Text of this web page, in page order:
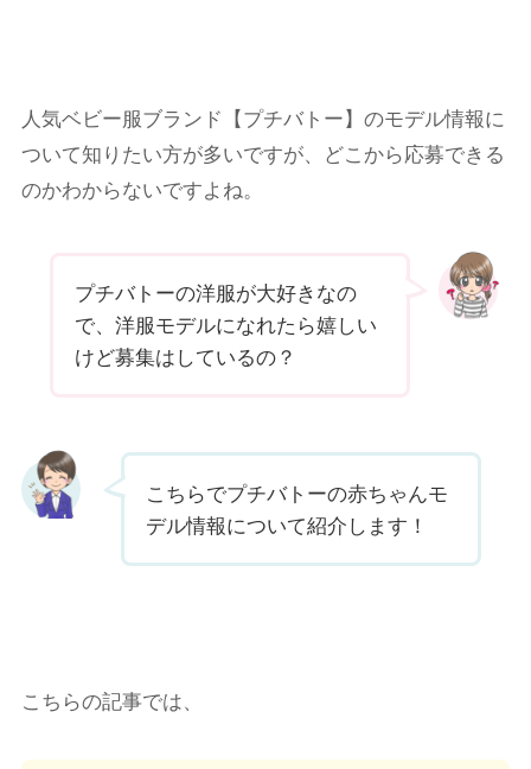
人気ベビー服ブランド【プチバトー】のモデル情報に
ついて知りたい方が多いですが、どこから応募できる
のかわからないですよね。
プチバトーの洋服が大好きなの
で、洋服モデルになれたら嬉しい
けど募集はしているの？
こちらでプチバトーの赤ちゃんモ
デル情報について紹介します！
こちらの記事では、